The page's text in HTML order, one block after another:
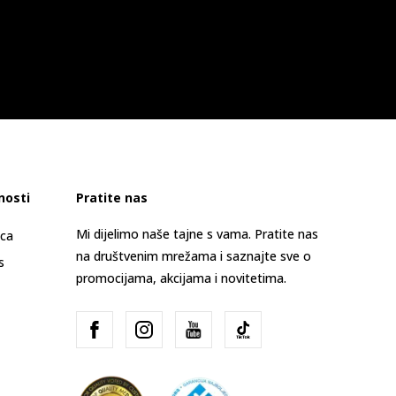
Pratite nas
Mi dijelimo naše tajne s vama. Pratite nas
na društvenim mrežama i saznajte sve o
promocijama, akcijama i novitetima.